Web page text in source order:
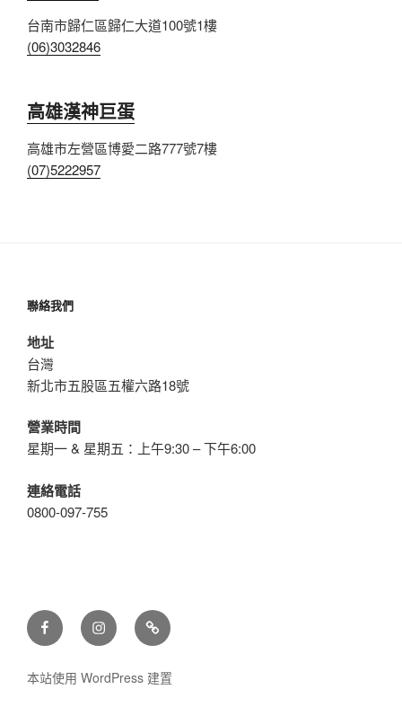
台南市歸仁區歸仁大道100號1樓
(06)3032846
高雄漢神巨蛋
高雄市左營區博愛二路777號7樓
(07)5222957
聯絡我們
地址
台灣
新北市五股區五權六路18號
營業時間
星期一 & 星期五：上午9:30 – 下午6:00
連絡電話
0800-097-755
FacebookInstagram
綁
定
LINE
好
本站使用 WordPress 建置